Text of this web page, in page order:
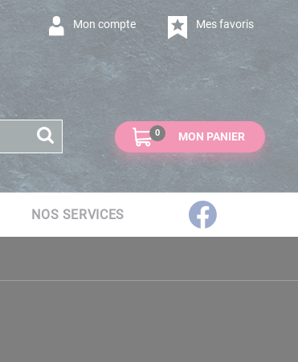
Mes favoris
Mon compte
MON PANIER
0
NOS SERVICES